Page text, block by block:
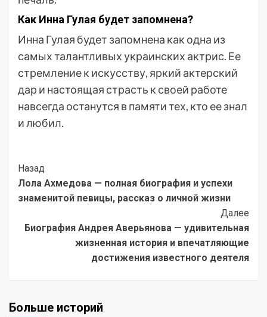
Как Инна Гулая будет запомнена?
Инна Гулая будет запомнена как одна из
самых талантливых украинских актрис. Ее
стремление к искусству, яркий актерский
дар и настоящая страсть к своей работе
навсегда останутся в памяти тех, кто ее знал
и любил.
Post
Navigation
Назад
Лола Ахмедова — полная биография и успехи
знаменитой певицы, рассказ о личной жизни
Далее
Биография Андрея Аверьянова — удивительная
жизненная история и впечатляющие
достижения известного деятеля
Больше историй